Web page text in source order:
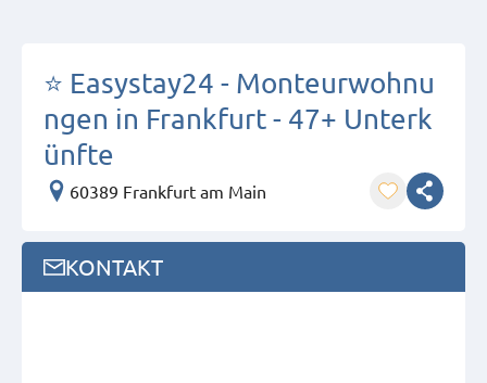
⭐ Easystay24 - Monteurwohnu
ngen in Frankfurt - 47+ Unterk
ünfte
60389 Frankfurt am Main
KONTAKT